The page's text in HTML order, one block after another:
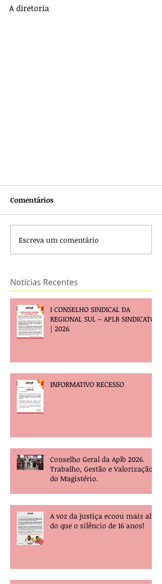
A diretoria
Comentários
Escreva um comentário
Notícias Recentes
I CONSELHO SINDICAL DA
REGIONAL SUL – APLB SINDICATO
| 2026
INFORMATIVO RECESSO
Conselho Geral da Aplb 2026.
Trabalho, Gestão e Valorização
do Magistério.
A voz da justiça ecoou mais alta
do que o silêncio de 16 anos!